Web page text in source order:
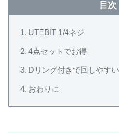
目次
UTEBIT 1/4ネジ
4点セットでお得
Dリング付きで回しやすい
おわりに